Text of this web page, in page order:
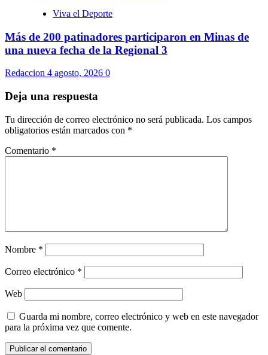
Viva el Deporte
Más de 200 patinadores participaron en Minas de
una nueva fecha de la Regional 3
Redaccion 4 agosto, 2026 0
Deja una respuesta
Tu dirección de correo electrónico no será publicada. Los campos
obligatorios están marcados con *
Comentario *
Nombre *
Correo electrónico *
Web
Guarda mi nombre, correo electrónico y web en este navegador
para la próxima vez que comente.